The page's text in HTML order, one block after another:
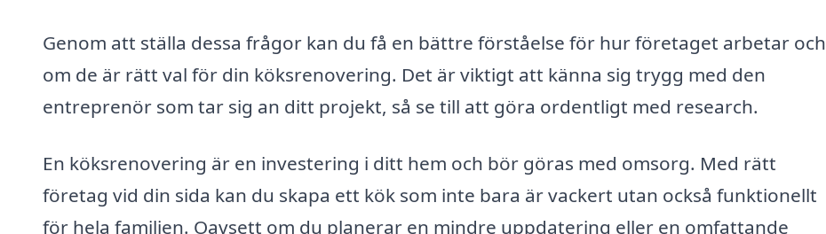
Genom att ställa dessa frågor kan du få en bättre förståelse för hur företaget arbetar och
om de är rätt val för din köksrenovering. Det är viktigt att känna sig trygg med den
entreprenör som tar sig an ditt projekt, så se till att göra ordentligt med research.
En köksrenovering är en investering i ditt hem och bör göras med omsorg. Med rätt
företag vid din sida kan du skapa ett kök som inte bara är vackert utan också funktionellt
för hela familjen. Oavsett om du planerar en mindre uppdatering eller en omfattande